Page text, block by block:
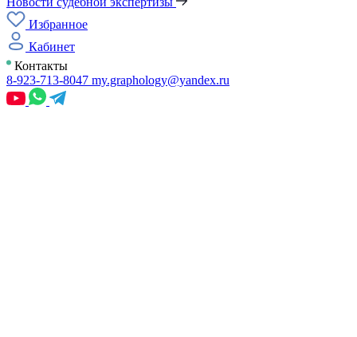
Избранное
Кабинет
Контакты
8-923-713-8047 my.graphology@yandex.ru